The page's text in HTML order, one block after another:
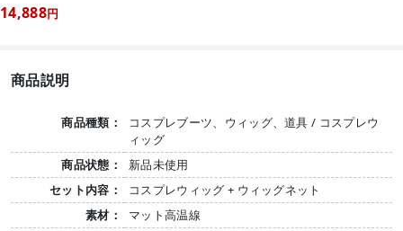
14,888円
商品説明
商品種類：
コスプレブーツ、ウィッグ、道具 / コスプレウ
ィッグ
商品状態：
新品未使用
セット内容：
コスプレウィッグ + ウィッグネット
素材：
マット高温線